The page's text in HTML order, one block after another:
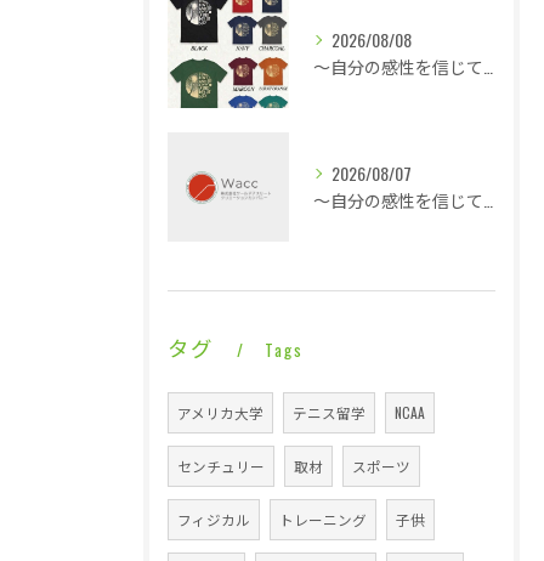
2026/08/08
～自分の感性を信じて言動し毎日1ミリ成長する～熱気と戦う修行僧・・・
2026/08/07
～自分の感性を信じて言動し毎日1ミリ成長する～休憩も多くこの暑さでも快適な平場・・・
タグ Tags
アメリカ大学 テニス留学 NCAA
センチュリー 取材 スポーツ
フィジカル トレーニング 子供